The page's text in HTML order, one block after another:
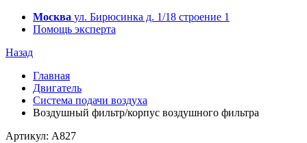
Москва ул. Бирюсинка д. 1/18 строение 1
Помощь эксперта
Назад
Главная
Двигатель
Система подачи воздуха
Воздушный фильтр/корпус воздушного фильтра
Артикул: A827